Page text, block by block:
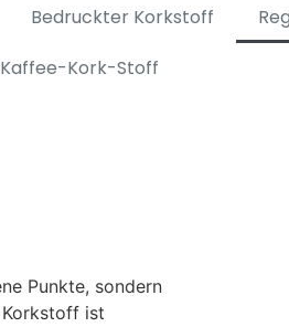
Bedruckter Korkstoff
Kaffee-Kork-Stoff
Punkte, sondern
ist